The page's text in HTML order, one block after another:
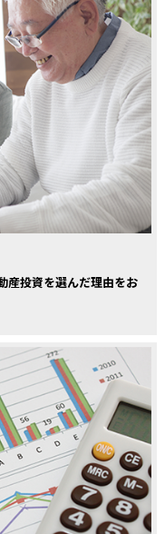
産投資を選んだ理由をお